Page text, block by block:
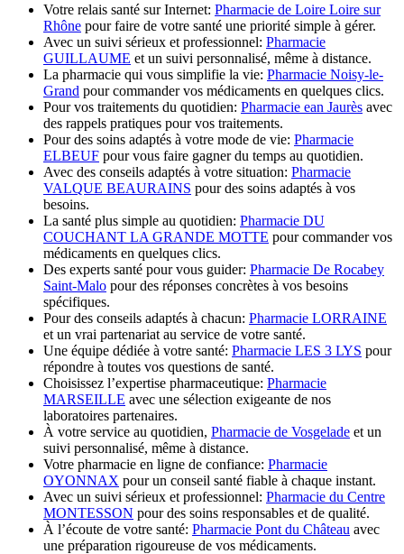
Votre relais santé sur Internet: Pharmacie de Loire Loire sur
Rhône pour faire de votre santé une priorité simple à gérer.
Avec un suivi sérieux et professionnel: Pharmacie
GUILLAUME et un suivi personnalisé, même à distance.
La pharmacie qui vous simplifie la vie: Pharmacie Noisy-le-
Grand pour commander vos médicaments en quelques clics.
Pour vos traitements du quotidien: Pharmacie ean Jaurès avec
des rappels pratiques pour vos traitements.
Pour des soins adaptés à votre mode de vie: Pharmacie
ELBEUF pour vous faire gagner du temps au quotidien.
Avec des conseils adaptés à votre situation: Pharmacie
VALQUE BEAURAINS pour des soins adaptés à vos
besoins.
La santé plus simple au quotidien: Pharmacie DU
COUCHANT LA GRANDE MOTTE pour commander vos
médicaments en quelques clics.
Des experts santé pour vous guider: Pharmacie De Rocabey
Saint-Malo pour des réponses concrètes à vos besoins
spécifiques.
Pour des conseils adaptés à chacun: Pharmacie LORRAINE
et un vrai partenariat au service de votre santé.
Une équipe dédiée à votre santé: Pharmacie LES 3 LYS pour
répondre à toutes vos questions de santé.
Choisissez l’expertise pharmaceutique: Pharmacie
MARSEILLE avec une sélection exigeante de nos
laboratoires partenaires.
À votre service au quotidien, Pharmacie de Vosgelade et un
suivi personnalisé, même à distance.
Votre pharmacie en ligne de confiance: Pharmacie
OYONNAX pour un conseil santé fiable à chaque instant.
Avec un suivi sérieux et professionnel: Pharmacie du Centre
MONTESSON pour des soins responsables et de qualité.
À l’écoute de votre santé: Pharmacie Pont du Château avec
une préparation rigoureuse de vos médicaments.